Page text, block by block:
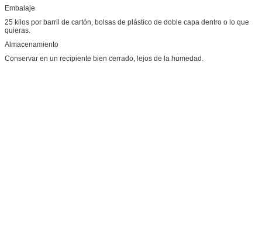
Embalaje
25 kilos por barril de cartón, bolsas de plástico de doble capa dentro o lo que
quieras.
Almacenamiento
Conservar en un recipiente bien cerrado, lejos de la humedad.